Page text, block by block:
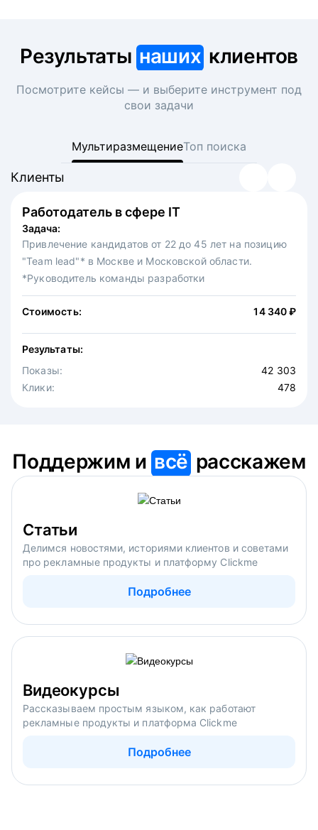
Результатынаших клиентов
Посмотрите кейсы — и выберите инструмент под
свои задачи
МультиразмещениеТоп поиска
Работодатель в сфере IT
Задача:
Привлечение кандидатов от 22 до 45 лет на позицию
"Team lead"* в Москве и Московской области.
*Руководитель команды разработки
Стоимость: 14 340 ₽
Результаты:
Показы:
42 303
Клики:
478
Клиенты
Федеральная сеть ресторанов
Задача:
Привлечение на вакансию официантов в московскую
точку известной федеральной сети ресторанов.
Стоимость: 30 875 ₽
Результаты:
Показы:
Клики:
475
Клиенты
Поддержим ивсё расскажем
Статьи
Делимся новостями, историями клиентов и советами
про рекламные продукты и платформу Clickme
Подробнее
Видеокурсы
Рассказываем простым языком, как работают
рекламные продукты и платформа Clickme
Подробнее